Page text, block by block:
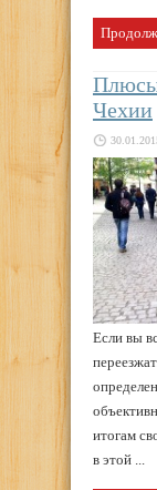
Чехии
Если вы
итогам
в этой ...